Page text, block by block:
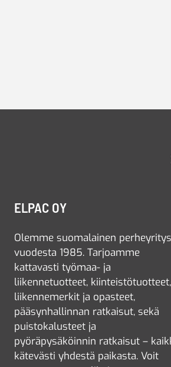
ELPAC OY
Olemme suomalainen perheyritys
vuodesta 1985. Tarjoamme
kattavasti työmaa- ja
liikennetuotteet, kiinteistötuotteet,
liikennemerkit ja opasteet,
pääsynhallinnan ratkaisut, sekä
puistokalusteet ja
pyöräpysäköinnin ratkaisut –
kätevästi yhdestä paikasta. Voit